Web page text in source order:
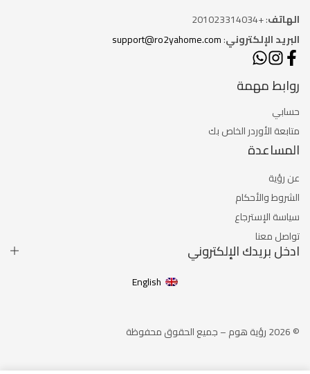
الهاتف: +201023314034
البريد الإلكتروني:
support@ro2yahome.com
روابط مهمة
حسابي
متابعة الأوردر الخاص بك
المساعدة
عن رؤية
الشروط والأحكام
سياسة الإسترجاع
تواصل معنا
ادخل بريدك الإلكتروني
English
© 2026 رؤية هوم – جميع الحقوق محفوظة